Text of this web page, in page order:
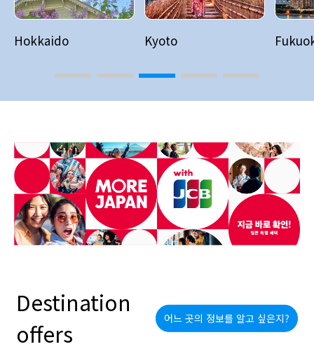
Hokkaido Kyoto
4 5
Destination
offers
어느 곳의 정보를 알고 싶은지?